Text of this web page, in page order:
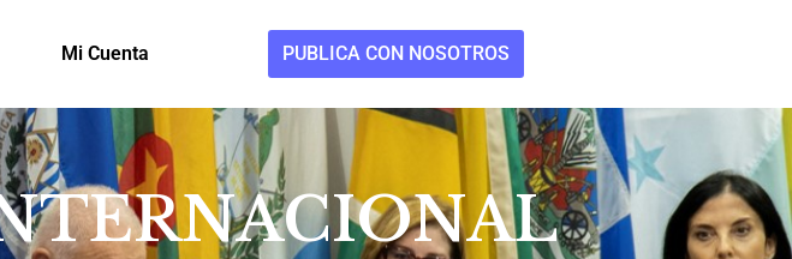
Mi Cuenta PUBLICA CON NOSOTROS